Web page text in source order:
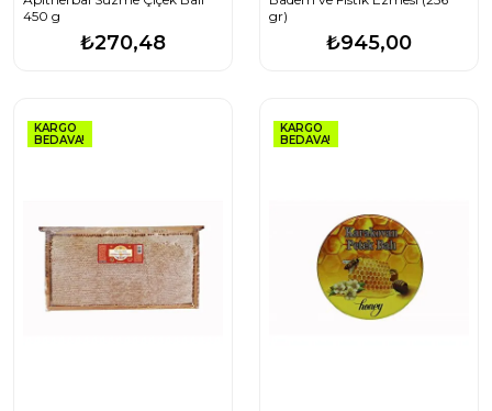
450 g
₺270,48
gr)
₺945,00
KARGO
BEDAVA!
KARGO
BEDAVA!